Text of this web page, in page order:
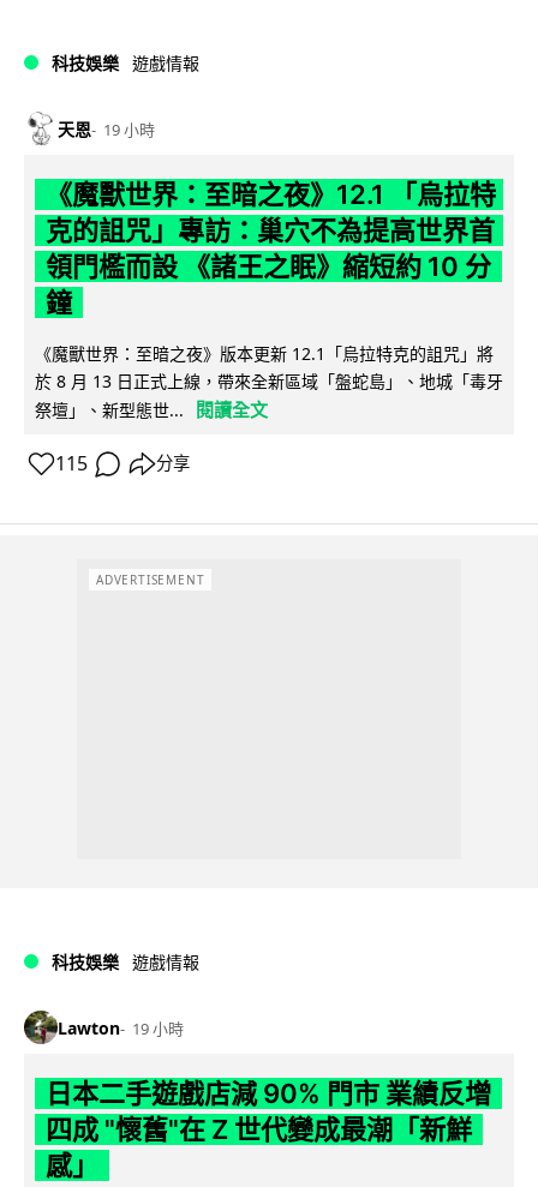
科技娛樂 遊戲情報
天恩 19 小時
《魔獸世界：至暗之夜》12.1 「烏拉特
克的詛咒」專訪：巢穴不為提高世界首
領門檻而設 《諸王之眠》縮短約 10 分
鐘
《魔獸世界：至暗之夜》版本更新 12.1「烏拉特克的詛咒」將
於 8 月 13 日正式上線，帶來全新區域「盤蛇島」、地城「毒牙
祭壇」、新型態世...
閱讀全文
115 分享
ADVERTISEMENT
科技娛樂 遊戲情報
Lawton 19 小時
日本二手遊戲店減 90% 門市 業績反增
四成 "懷舊"在 Z 世代變成最潮「新鮮
感」